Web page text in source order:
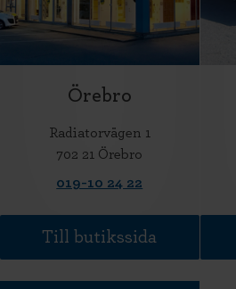
Örebro
Radiatorvägen 1
702 21 Örebro
019-10 24 22
Till butikssida